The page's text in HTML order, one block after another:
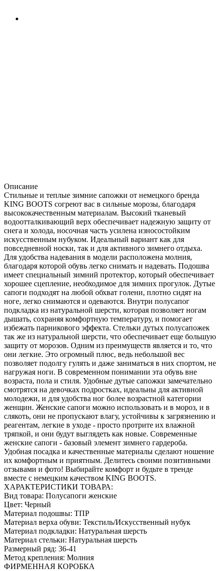
Описание
Стильные и теплые зимние сапожки от немецкого бренда
KING BOOTS согреют вас в сильные морозы, благодаря
высококачественным материалам. Высокий тканевый
водоотталкивающий верх обеспечивает надежную защиту от
снега и холода, носочная часть усилена износостойким
искусственным нубуком. Идеальный вариант как для
повседневной носки, так и для активного зимнего отдыха.
Для удобства надевания в модели расположена молния,
благодаря которой обувь легко снимать и надевать. Подошва
имеет специальный зимний протектор, который обеспечивает
хорошее сцепление, необходимое для зимних прогулок. Дутые
сапоги подходят на любой обхват голени, плотно сидят на
ноге, легко снимаются и одеваются. Внутри полусапог
подкладка из натуральной шерсти, которая позволяет ногам
дышать, сохраняя комфортную температуру, и помогает
избежать парникового эффекта. Стельки дутых полусапожек
так же из натуральной шерсти, что обеспечивает еще большую
защиту от морозов. Одним из преимуществ является и то, что
они легкие. Это огромный плюс, ведь небольшой вес
позволяет подолгу гулять и даже заниматься в них спортом, не
нагружая ноги. В современном понимании эта обувь вне
возраста, пола и стиля. Удобные дутые сапожки замечательно
смотрятся на девочках подростках, идеальны для активной
молодежи, и для удобства ног более возрастной категории
женщин. Женские сапоги можно использовать и в мороз, и в
слякоть, они не пропускают влагу, устойчивы к загрязнению и
реагентам, легкие в уходе - просто протрите их влажной
тряпкой, и они будут выглядеть как новые. Современные
женские сапоги - базовый элемент зимнего гардероба.
Удобная посадка и качественные материалы сделают ношение
их комфортным и приятным. Делитесь своими позитивными
отзывами и фото! Выбирайте комфорт и будьте в тренде
вместе с немецким качеством KING BOOTS.
ХАРАКТЕРИСТИКИ ТОВАРА:
Вид товара: Полусапоги женские
Цвет: Черный
Материал подошвы: ТПР
Материал верха обуви: Текстиль/Искусственный нубук
Материал подкладки: Натуральная шерсть
Материал стельки: Натуральная шерсть
Размерный ряд: 36-41
Метод крепления: Молния
ФИРМЕННАЯ КОРОБКА